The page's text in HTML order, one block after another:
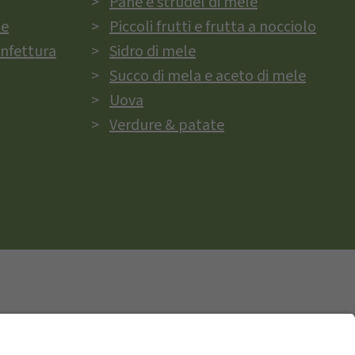
Piccoli frutti e frutta a nocciolo
Sidro di mele
Succo di mela e aceto di mele
Uova
Verdure & patate